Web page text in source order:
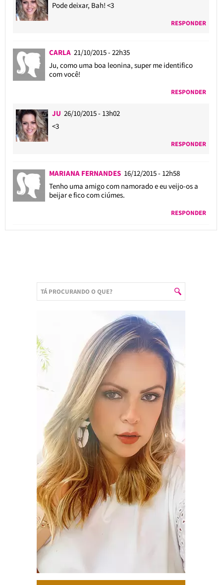
Pode deixar, Bah! <3
RESPONDER
CARLA 21/10/2015 - 22h35
Ju, como uma boa leonina, super me identifico
com você!
RESPONDER
JU 26/10/2015 - 13h02
<3
RESPONDER
MARIANA FERNANDES 16/12/2015 - 12h58
Tenho uma amigo com namorado e eu veijo-os a
beijar e fico com ciúmes.
RESPONDER